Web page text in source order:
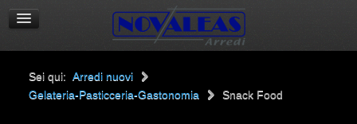
Sei qui:Arredi nuovi
Gelateria-Pasticceria-Gastonomia
Snack Food